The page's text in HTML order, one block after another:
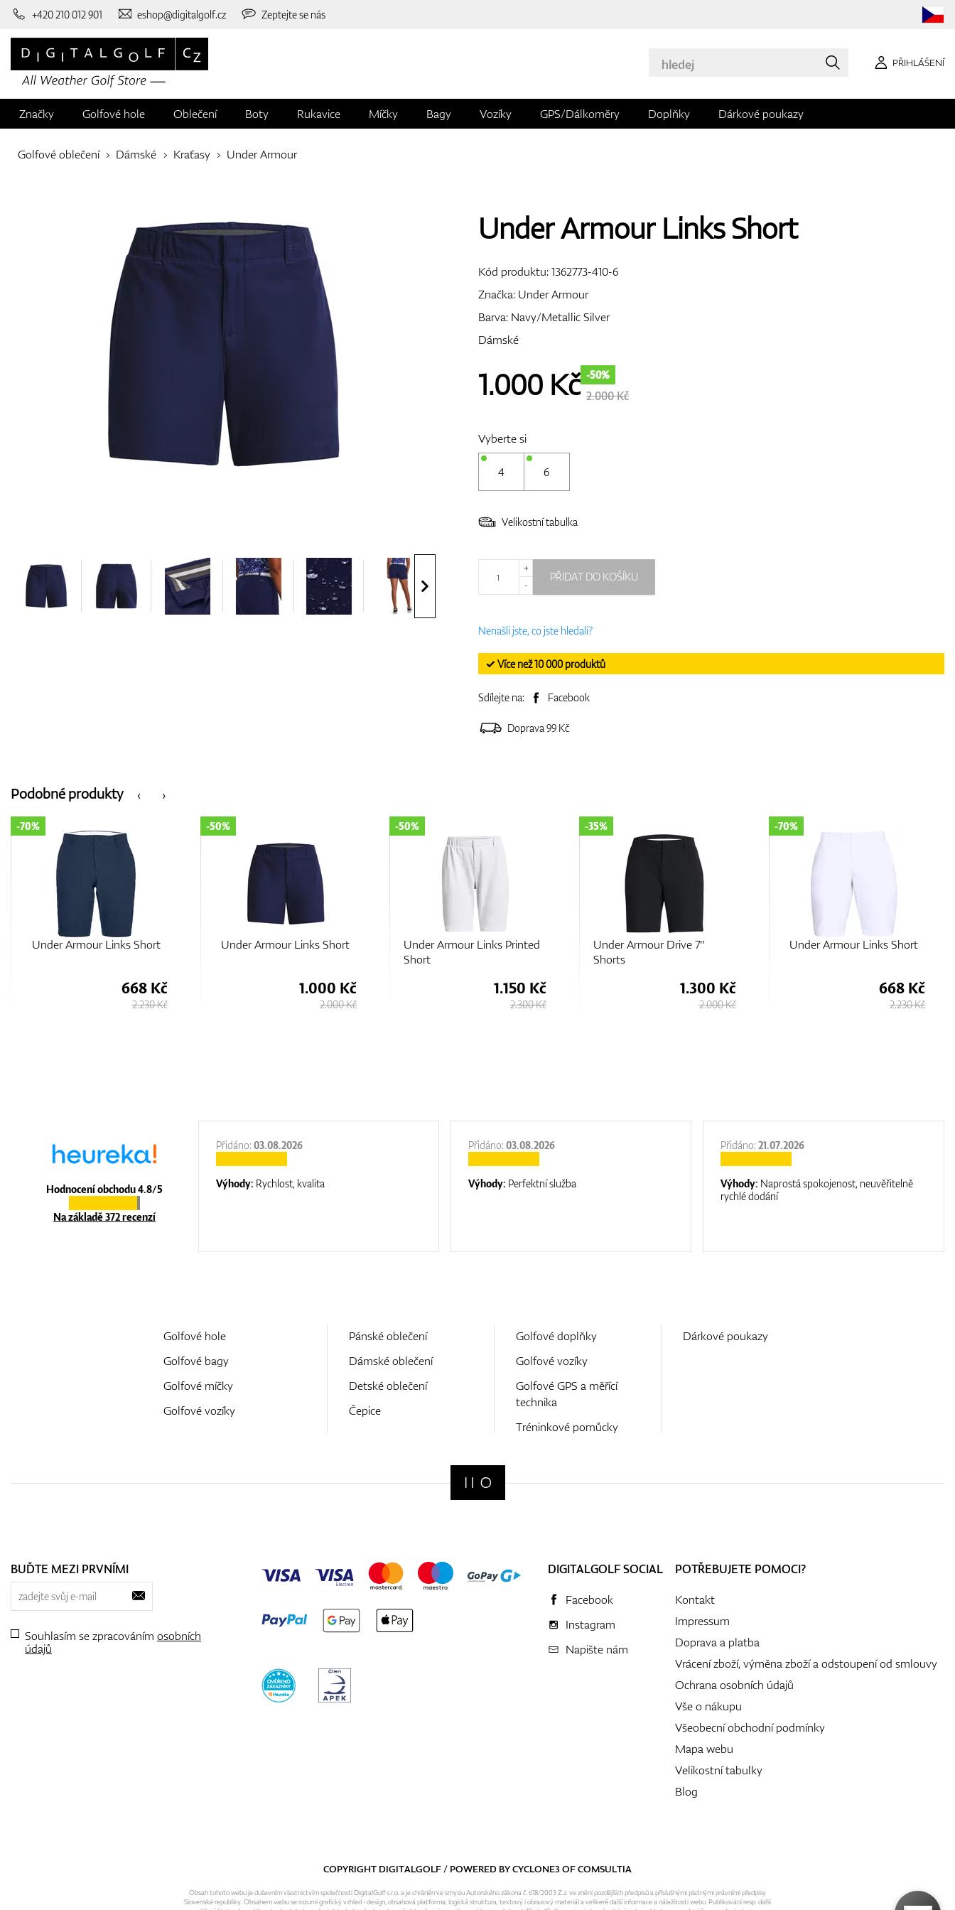
+420 210 012 901 eshop@digitalgolf.cz Zeptejte se nás
PŘIHLÁŠENÍ
Značky Golfové hole Oblečení Boty Rukavice Míčky Bagy Vozíky GPS/Dálkoměry Doplňky Dárkové poukazy
Golfové oblečení Dámské Kraťasy Under Armour
Under Armour Links Short
Kód produktu:1362773-410-6
Značka: Under Armour
Barva: Navy/Metallic Silver
Dámské
1.000Kč -50%
2.000 Kč
Vyberte si
4 6
Velikostní tabulka
+
-
PŘIDAT DO KOŠÍKU
Nenašli jste, co jste hledali?
✓ Více než 10 000 produktů
Sdílejte na: Facebook
Doprava 99 Kč
‹
Podobné produkty ›
Under Armour Links Short
-50%
1.000 Kč
2.000 Kč
Under Armour Links Printed
-50%
1.150 Kč
2.300 Kč
Under Armour Drive 7"
Shorts
-35%
1.300 Kč
2.000 Kč
Under Armour Links Short
-70%
668 Kč
2.230 Kč
Under Armour Links Short
-70%
668 Kč
2.230 Kč
Hodnocení obchodu 4.8/5
Na základě 372 recenzí
Přidáno:03.08.2026
Výhody: Rychlost, kvalita
Přidáno:03.08.2026
Výhody: Perfektní služba
Přidáno:21.07.2026
Výhody: Naprostá spokojenost, neuvěřitelně
rychlé dodání
Golfové hole
Golfové bagy
Golfové míčky
Golfové vozíky
Pánské oblečení
Dámské oblečení
Detské oblečení
Čepice
Golfové doplňky
Golfové vozíky
Golfové GPS a měřící
technika
Tréninkové pomůcky
Dárkové poukazy
BUĎTE MEZI PRVNÍMI
Souhlasím se zpracováním osobních
údajů
DIGITALGOLF SOCIAL
Facebook
Instagram
Napište nám
POTŘEBUJETE POMOCI?
Kontakt
Impressum
Doprava a platba
Vrácení zboží, výměna zboží a odstoupení od smlouvy
Ochrana osobních údajů
Vše o nákupu
Všeobecní obchodní podmínky
Mapa webu
Velikostní tabulky
Blog
COPYRIGHT DIGITALGOLF / POWERED BYCYCLONE3OFCOMSULTIA
Obsah tohoto webu je duševním vlastnictvím společnosti DigitalGolf s.r.o. a je chráněn ve smyslu Autorského zákona č. 618/2003 Z.z. ve znění pozdějších předpisů a příslušnými platnými právními předpisy
Slovenské republiky. Obsahem webu se rozumí grafický vzhled - design, obsahová platforma, logická struktura, textový i obrazový materiál a veškeré další informace a náležitosti webu. Publikování resp. další